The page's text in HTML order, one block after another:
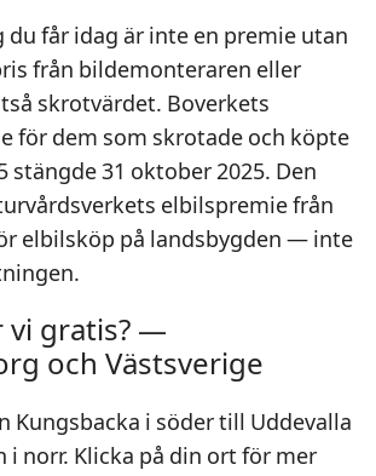
du får idag är inte en premie utan
från bildemonteraren eller
skrotvärdet. Boverkets
för dem som skrotade och köpte
stängde 31 oktober 2025. Den
elbilspremie från
elbilsköp på landsbygden — inte
vi gratis? —
och Västsverige
Kungsbacka i söder till Uddevalla
i norr. Klicka på din ort för mer